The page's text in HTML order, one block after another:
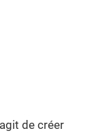
de créer